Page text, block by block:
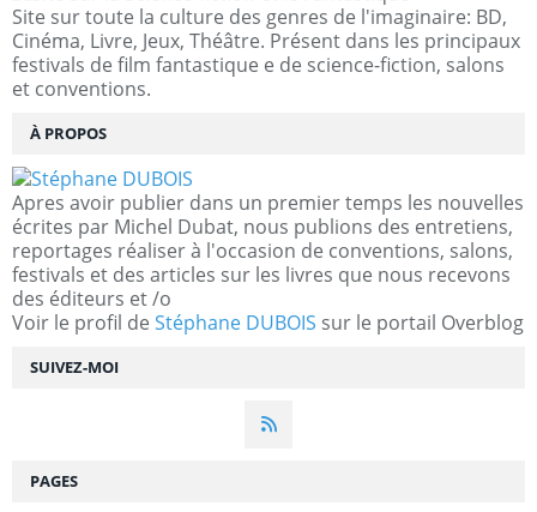
SUIVEZ-MOI
Site sur toute la culture des genres de l'imaginaire: BD,
Cinéma, Livre, Jeux, Théâtre. Présent dans les principaux
festivals de film fantastique e de science-fiction, salons
et conventions.
À PROPOS
Apres avoir publier dans un premier temps les nouvelles
écrites par Michel Dubat, nous publions des entretiens,
reportages réaliser à l'occasion de conventions, salons,
festivals et des articles sur les livres que nous recevons
des éditeurs et /o
Voir le profil de Stéphane DUBOIS sur le portail Overblog
PAGES